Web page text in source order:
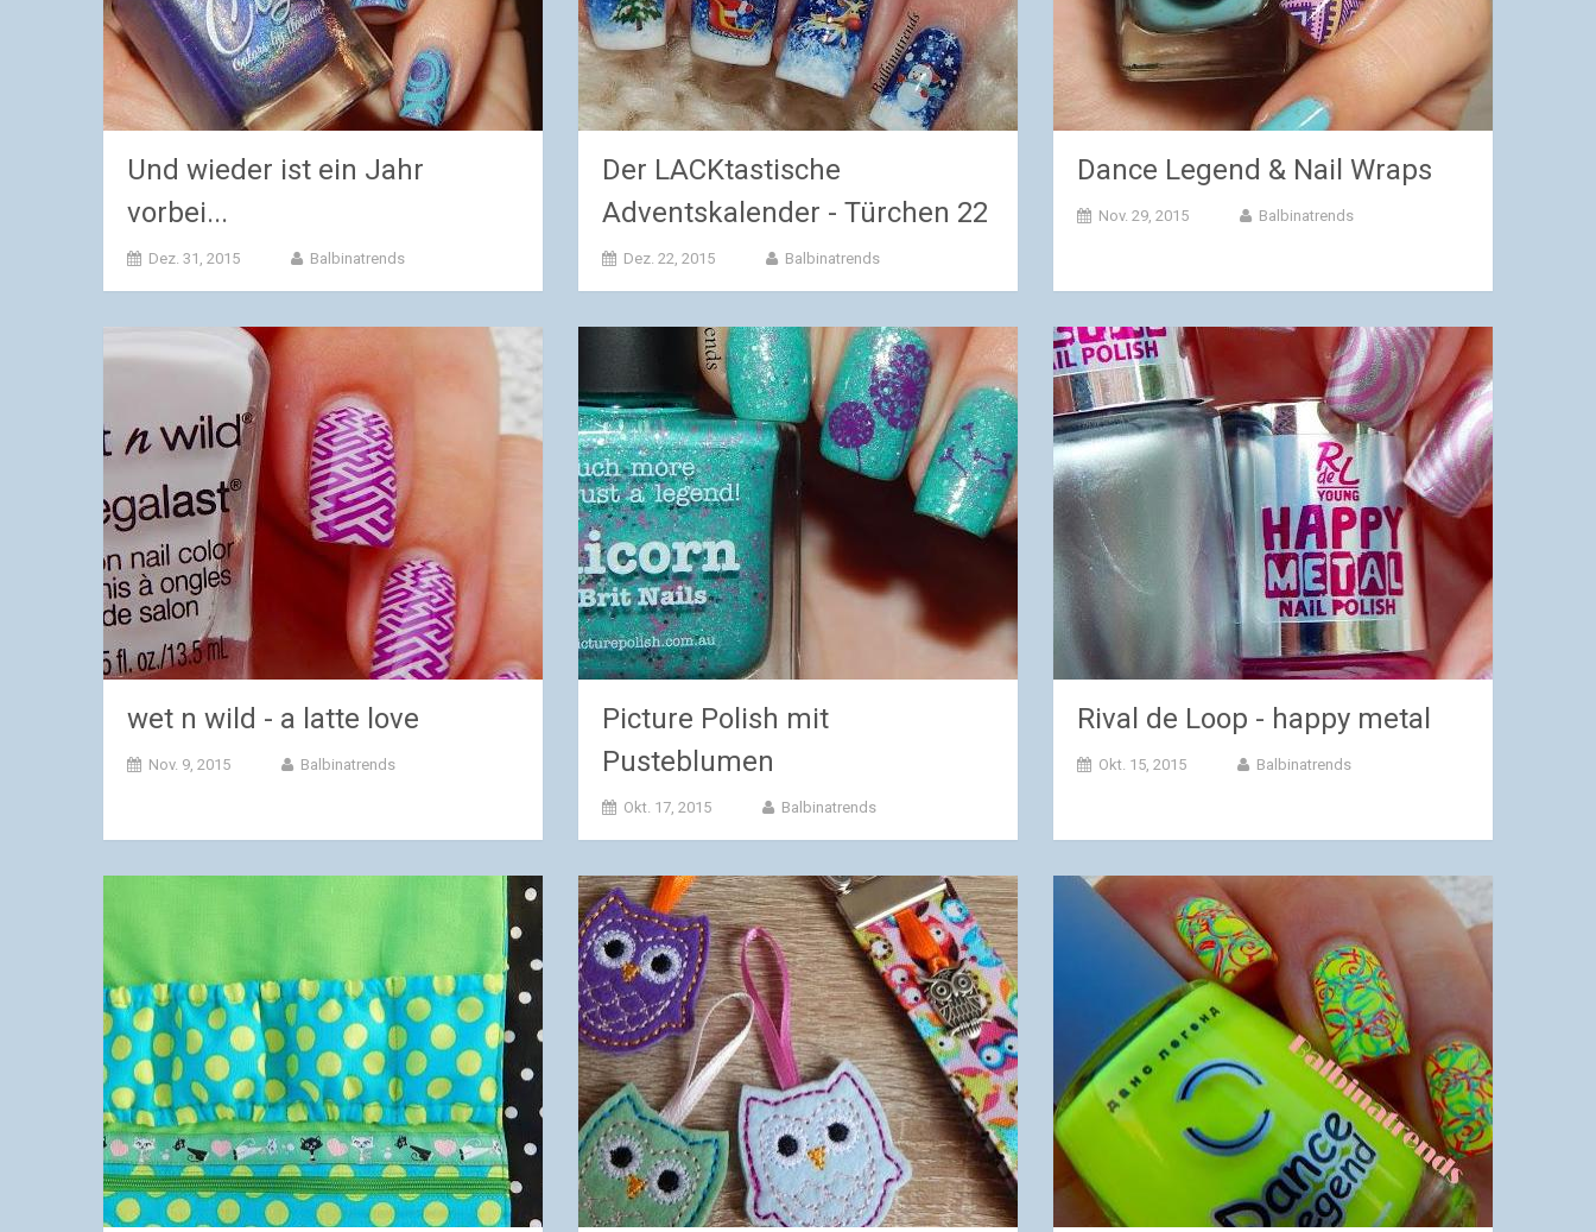
Und wieder ist ein Jahr
vorbei...
Dez. 31, 2015 Balbinatrends
Der LACKtastische
Adventskalender - Türchen 22
Dez. 22, 2015 Balbinatrends
Dance Legend & Nail Wraps
Nov. 29, 2015 Balbinatrends
wet n wild - a latte love
Nov. 9, 2015 Balbinatrends
Picture Polish mit
Pusteblumen
Okt. 17, 2015 Balbinatrends
Rival de Loop - happy metal
Okt. 15, 2015 Balbinatrends